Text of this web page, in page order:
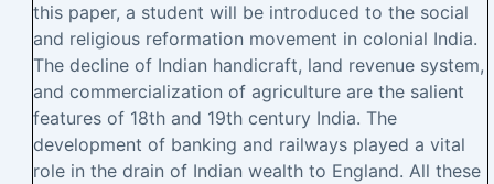
this paper, a student will be introduced to the social
and religious reformation movement in colonial India.
The decline of Indian handicraft, land revenue system,
and commercialization of agriculture are the salient
features of 18th and 19th century India. The
development of banking and railways played a vital
role in the drain of Indian wealth to England. All these